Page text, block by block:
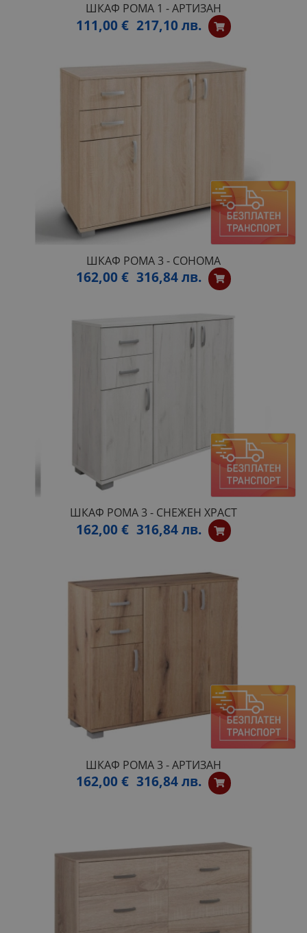
ШКАФ РОМА 1 - АРТИЗАН
111,00 € 217,10 лв.
ШКАФ РОМА 3 - СОНОМА
162,00 € 316,84 лв.
ШКАФ РОМА 3 - СНЕЖЕН ХРАСТ
162,00 € 316,84 лв.
ШКАФ РОМА 3 - АРТИЗАН
162,00 € 316,84 лв.